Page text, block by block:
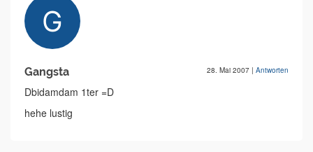
Gangsta 28. Mai 2007 | Antworten
Dbidamdam 1ter =D
hehe lustig